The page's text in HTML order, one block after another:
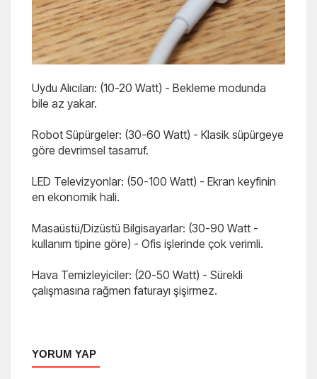
Uydu Alıcıları: (10-20 Watt) - Bekleme modunda
bile az yakar.
Robot Süpürgeler: (30-60 Watt) - Klasik süpürgeye
göre devrimsel tasarruf.
LED Televizyonlar: (50-100 Watt) - Ekran keyfinin
en ekonomik hali.
Masaüstü/Dizüstü Bilgisayarlar: (30-90 Watt -
kullanım tipine göre) - Ofis işlerinde çok verimli.
Hava Temizleyiciler: (20-50 Watt) - Sürekli
çalışmasına rağmen faturayı şişirmez.
YORUM YAP